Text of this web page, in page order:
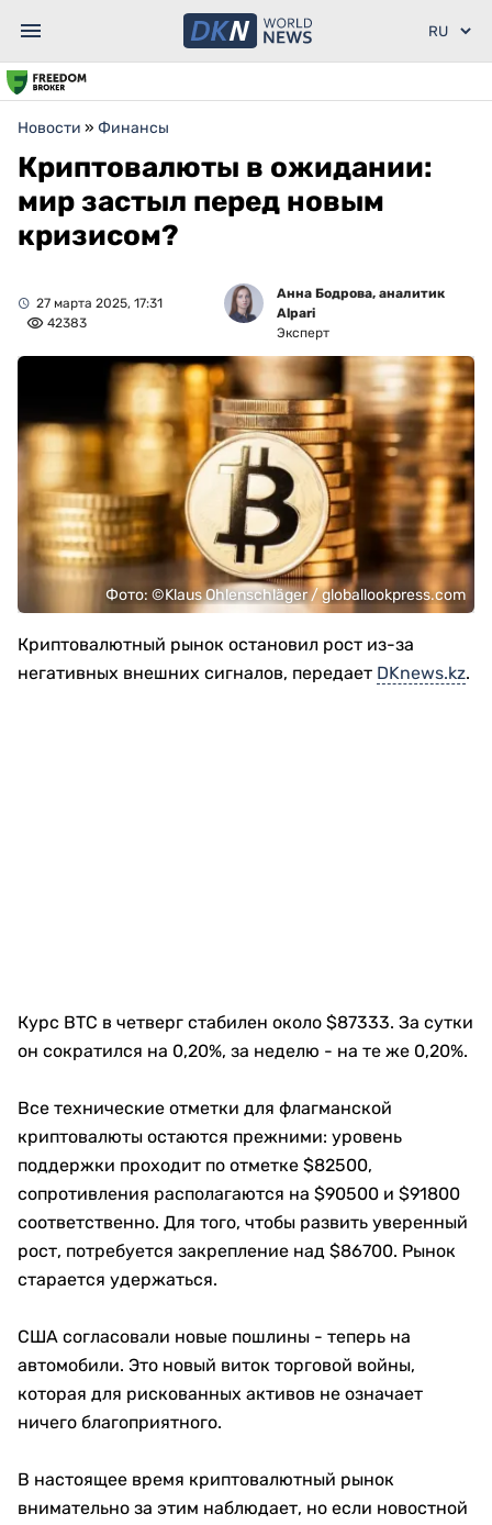
Новости » Финансы
Криптовалюты в ожидании:
мир застыл перед новым
кризисом?
27 марта 2025, 17:31
42383
Анна Бодрова, аналитик
Alpari
Эксперт
Фото: ©Klaus Ohlenschläger / globallookpress.com
Криптовалютный рынок остановил рост из-за
негативных внешних сигналов, передает DKnews.kz.
Курс BTC в четверг стабилен около $87333. За сутки
он сократился на 0,20%, за неделю - на те же 0,20%.
Все технические отметки для флагманской
криптовалюты остаются прежними: уровень
поддержки проходит по отметке $82500,
сопротивления располагаются на $90500 и $91800
соответственно. Для того, чтобы развить уверенный
рост, потребуется закрепление над $86700. Рынок
старается удержаться.
США согласовали новые пошлины - теперь на
автомобили. Это новый виток торговой войны,
которая для рискованных активов не означает
ничего благоприятного.
В настоящее время криптовалютный рынок
внимательно за этим наблюдает, но если новостной